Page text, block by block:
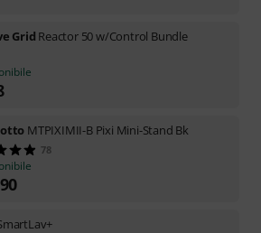
Grid Reactor 50 w/Control Bundle
MTPIXIMII-B Pixi Mini-Stand Bk
78